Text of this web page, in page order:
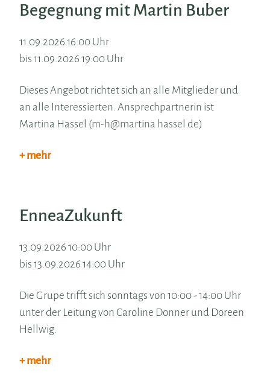
Begegnung mit Martin Buber
11.09.2026 16:00 Uhr
bis 11.09.2026 19:00 Uhr
Dieses Angebot richtet sich an alle Mitglieder und
an alle Interessierten. Ansprechpartnerin ist
Martina Hassel (m-h@martina hassel.de)
+ mehr
EnneaZukunft
13.09.2026 10:00 Uhr
bis 13.09.2026 14:00 Uhr
Die Grupe trifft sich sonntags von 10:00 - 14:00 Uhr
unter der Leitung von Caroline Donner und Doreen
Hellwig.
+ mehr